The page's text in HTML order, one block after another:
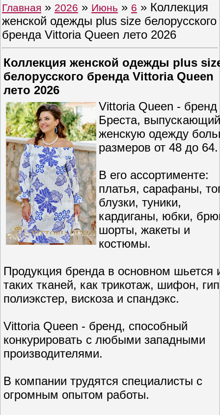
Главная » 2026 » Июнь » 6 » Коллекция
женской одежды plus size белорусского
бренда Vittoria Queen лето 2026
Коллекция женской одежды plus
белорусского бренда Vittoria Queen
лето 2026
Vittoria Queen - бренд
Бреста, выпускающий
женскую одежду
размеров от 48 до 64.
В его ассортименте:
платья, сарафаны,
блузки, туники,
кардиганы, юбки,
шорты, жакеты и
костюмы.
Продукция бренда в основном шьется
таких тканей, как трикотаж, шифон,
полиэкстер, вискоза и спандэкс.
Vittoria Queen - бренд, способный
конкурировать с любыми западными
производителями.
В компании трудятся специалисты с
огромным опытом работы.